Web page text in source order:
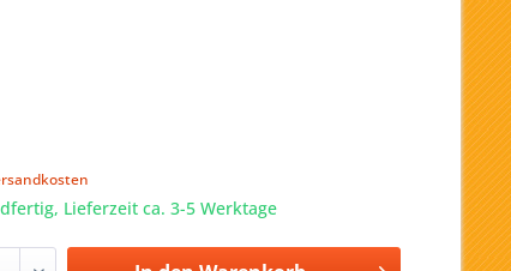
Lieferzeit ca. 3-5 Werktage